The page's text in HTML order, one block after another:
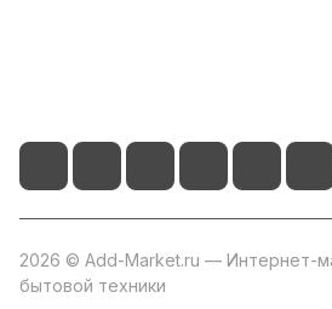
2026 © Add-Market.ru — Интернет-
бытовой техники